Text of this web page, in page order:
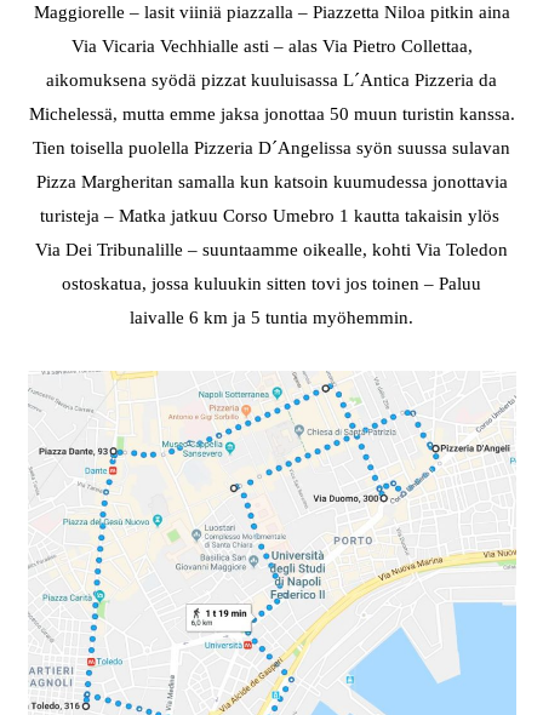
Maggiorelle – lasit viiniä piazzalla – Piazzetta Niloa pitkin aina
Via Vicaria Vechhialle asti – alas Via Pietro Collettaa,
aikomuksena syödä pizzat kuuluisassa L´Antica Pizzeria da
Michelessä, mutta emme jaksa jonottaa 50 muun turistin kanssa.
Tien toisella puolella Pizzeria D´Angelissa syön suussa sulavan
Pizza Margheritan samalla kun katsoin kuumudessa jonottavia
turisteja – Matka jatkuu Corso Umebro 1 kautta takaisin ylös
Via Dei Tribunalille – suuntaamme oikealle, kohti Via Toledon
ostoskatua, jossa kuluukin sitten tovi jos toinen – Paluu
laivalle 6 km ja 5 tuntia myöhemmin.